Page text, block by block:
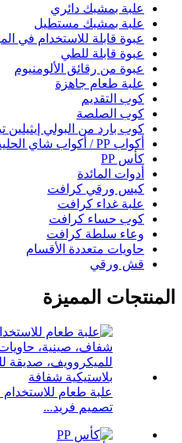
علبة بمشبك دائري
علبة بمشبك مستطيل
عبوة قابلة للاستخدام في
عبوة قابلة للطي
عبوة من رقائق الألومنيوم
علبة طعام جاهزة
كوب التقديم
كوب الصلصة
كوب بارد من البولي إيثيلين
أكواب PP / أكواب شاي الحليب
كأس PP
أدوات المائدة
كيس ورقي كرافت
علبة غداء كرافت
كوب حساء كرافت
وعاء سلطة كرافت
حاويات متعددة الأقسام
قش ورقي
المنتجات المميزة
علبة طعام
تصميم فريد...